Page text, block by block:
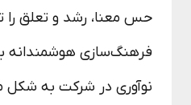
حس معنا، رشد و تعلق را
فرهنگ‌سازی هوشمندانه
نوآوری در شرکت به شکل